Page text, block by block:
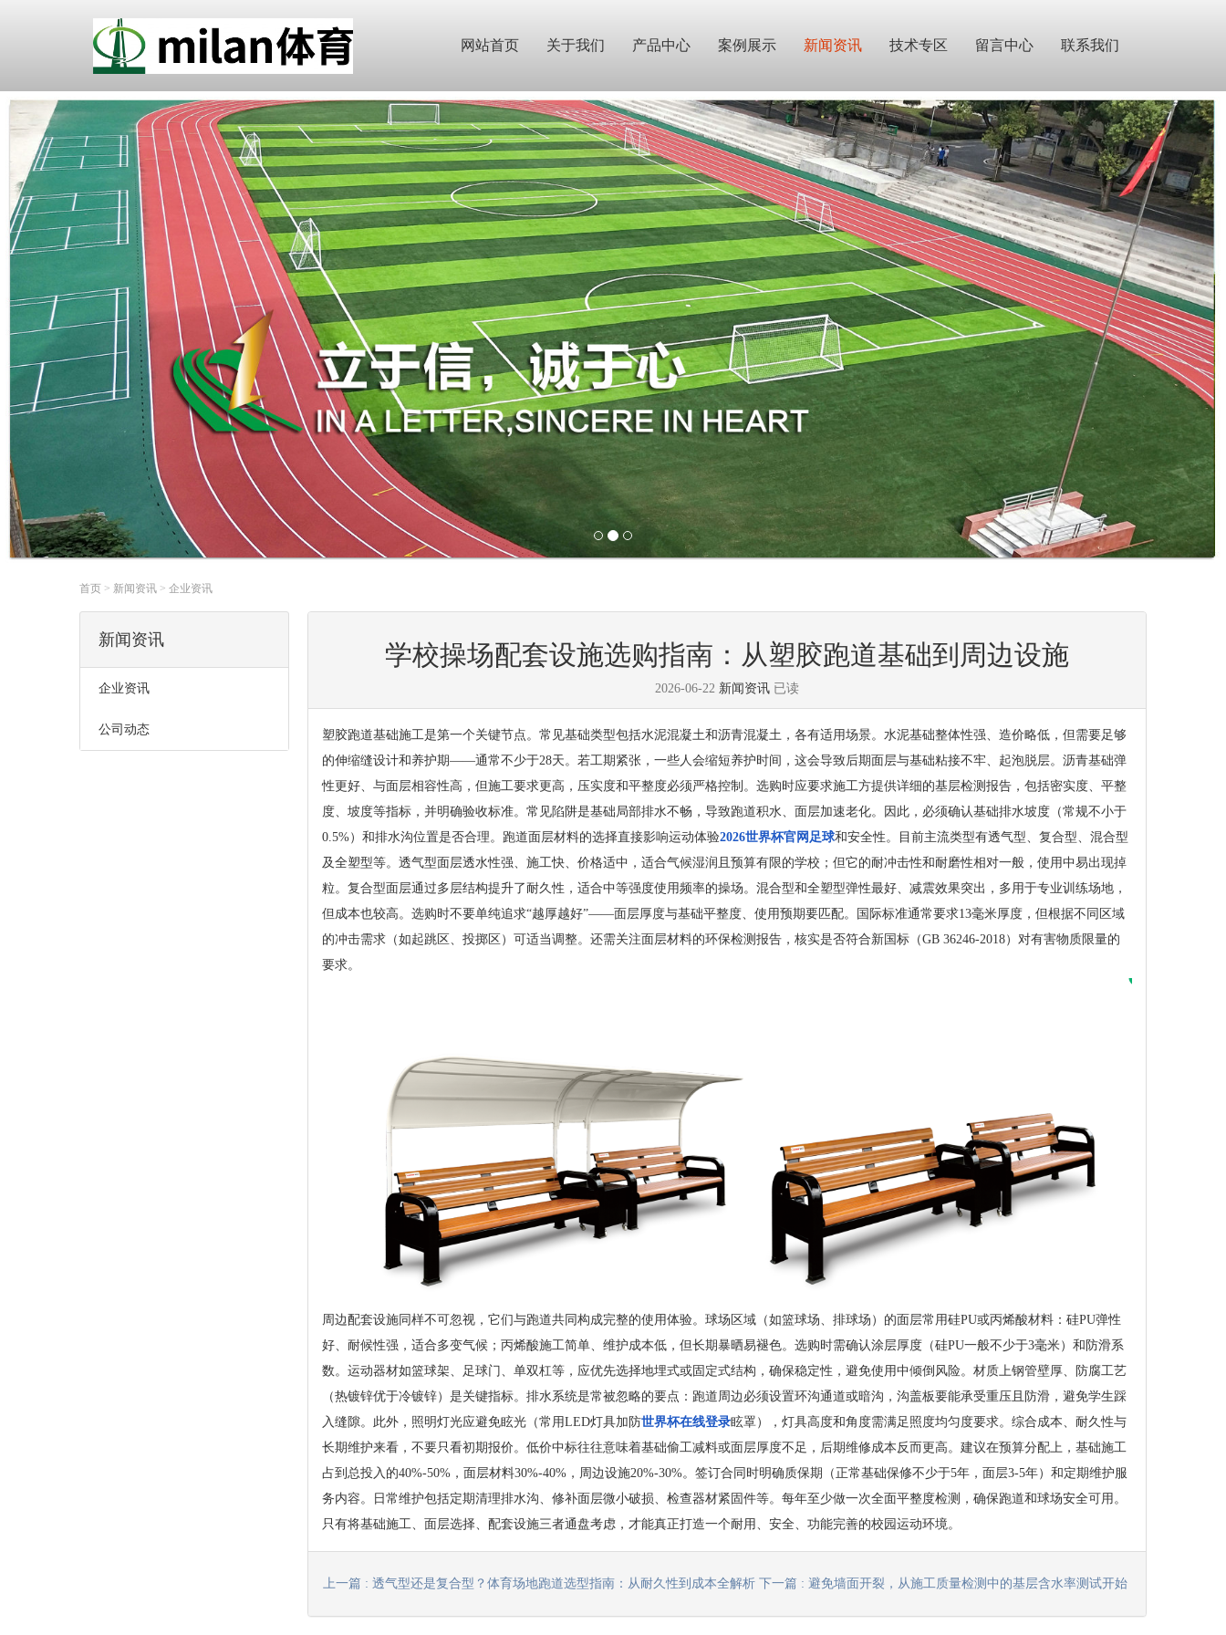
网站首页 关于我们 产品中心 案例展示 新闻资讯 技术专区 留言中心 联系我们
首页 > 新闻资讯 > 企业资讯
新闻资讯
企业资讯
公司动态
学校操场配套设施选购指南：从塑胶跑道基础到周边设施
2026-06-22 新闻资讯 已读
塑胶跑道基础施工是第一个关键节点。常见基础类型包括水泥混凝土和沥青混凝土，各有适用场景。水泥基础整体性强、造价略低，但需要足够
的伸缩缝设计和养护期——通常不少于28天。若工期紧张，一些人会缩短养护时间，这会导致后期面层与基础粘接不牢、起泡脱层。沥青基础弹
性更好、与面层相容性高，但施工要求更高，压实度和平整度必须严格控制。选购时应要求施工方提供详细的基层检测报告，包括密实度、平整
度、坡度等指标，并明确验收标准。常见陷阱是基础局部排水不畅，导致跑道积水、面层加速老化。因此，必须确认基础排水坡度（常规不小于
0.5%）和排水沟位置是否合理。跑道面层材料的选择直接影响运动体验2026世界杯官网足球和安全性。目前主流类型有透气型、复合型、混合型
及全塑型等。透气型面层透水性强、施工快、价格适中，适合气候湿润且预算有限的学校；但它的耐冲击性和耐磨性相对一般，使用中易出现掉
粒。复合型面层通过多层结构提升了耐久性，适合中等强度使用频率的操场。混合型和全塑型弹性最好、减震效果突出，多用于专业训练场地，
但成本也较高。选购时不要单纯追求“越厚越好”——面层厚度与基础平整度、使用预期要匹配。国际标准通常要求13毫米厚度，但根据不同区域
的冲击需求（如起跳区、投掷区）可适当调整。还需关注面层材料的环保检测报告，核实是否符合新国标（GB 36246-2018）对有害物质限量的
要求。
周边配套设施同样不可忽视，它们与跑道共同构成完整的使用体验。球场区域（如篮球场、排球场）的面层常用硅PU或丙烯酸材料：硅PU弹性
好、耐候性强，适合多变气候；丙烯酸施工简单、维护成本低，但长期暴晒易褪色。选购时需确认涂层厚度（硅PU一般不少于3毫米）和防滑系
数。运动器材如篮球架、足球门、单双杠等，应优先选择地埋式或固定式结构，确保稳定性，避免使用中倾倒风险。材质上钢管壁厚、防腐工艺
（热镀锌优于冷镀锌）是关键指标。排水系统是常被忽略的要点：跑道周边必须设置环沟通道或暗沟，沟盖板要能承受重压且防滑，避免学生踩
入缝隙。此外，照明灯光应避免眩光（常用LED灯具加防世界杯在线登录眩罩），灯具高度和角度需满足照度均匀度要求。综合成本、耐久性与
长期维护来看，不要只看初期报价。低价中标往往意味着基础偷工减料或面层厚度不足，后期维修成本反而更高。建议在预算分配上，基础施工
占到总投入的40%-50%，面层材料30%-40%，周边设施20%-30%。签订合同时明确质保期（正常基础保修不少于5年，面层3-5年）和定期维护服
务内容。日常维护包括定期清理排水沟、修补面层微小破损、检查器材紧固件等。每年至少做一次全面平整度检测，确保跑道和球场安全可用。
只有将基础施工、面层选择、配套设施三者通盘考虑，才能真正打造一个耐用、安全、功能完善的校园运动环境。
上一篇 : 透气型还是复合型？体育场地跑道选型指南：从耐久性到成本全解析 下一篇 : 避免墙面开裂，从施工质量检测中的基层含水率测试开始